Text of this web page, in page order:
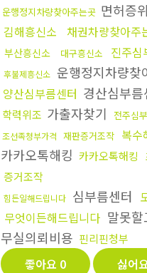
운행정지차량찾아주는곳 면허증
김해흥신소 채권차량찾아주
부산흥신소 대구흥신소 진주심
후불제흥신소 운행정지차량찾
양산심부름센터 경산심부름
학력위조 가출자찾기 전주심
조선족청부가격 재판증거조작 복수
카카오톡해킹 카카오톡해킹
증거조작
힘든일해드립니다 심부름센터
무엇이든해드립니다 말못
무실의뢰비용 핀리핀청부
좋아요 0 싫어